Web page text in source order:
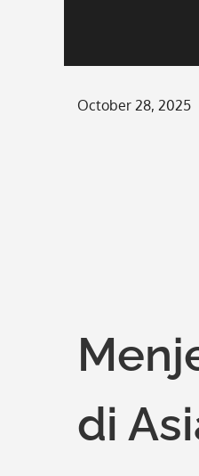
Posted
October 28, 2025
di